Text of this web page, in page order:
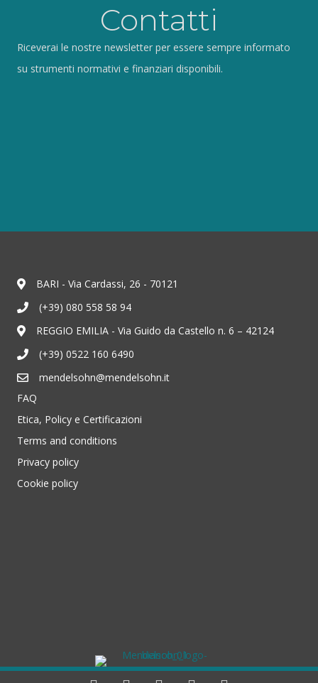
Contatti
Riceverai le nostre newsletter per essere sempre informato
su strumenti normativi e finanziari disponibili.
BARI - Via Cardassi, 26 - 70121
(+39) 080 558 58 94
REGGIO EMILIA - Via Guido da Castello n. 6 – 42124
(+39) 0522 160 6490
mendelsohn@mendelsohn.it
FAQ
Etica, Policy e Certificazioni
Terms and conditions
Privacy policy
Cookie policy